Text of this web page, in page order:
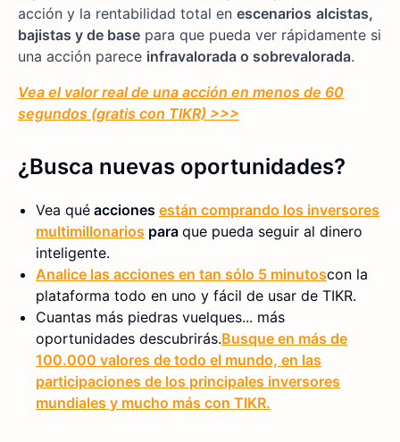
acción y la rentabilidad total en escenarios alcistas,
bajistas y de base para que pueda ver rápidamente si
una acción parece infravalorada o sobrevalorada.
Vea el valor real de una acción en menos de 60
segundos (gratis con TIKR) >>>
¿Busca nuevas oportunidades?
Vea qué acciones están comprando los inversores
multimillonarios para que pueda seguir al dinero
inteligente.
Analice las acciones en tan sólo 5 minutoscon la
plataforma todo en uno y fácil de usar de TIKR.
Cuantas más piedras vuelques... más
oportunidades descubrirás.Busque en más de
100.000 valores de todo el mundo, en las
participaciones de los principales inversores
mundiales y mucho más con TIKR.